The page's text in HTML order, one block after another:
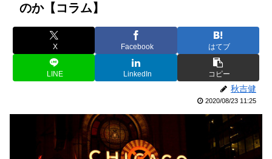
のか【コラム】
X Facebook はてブ
LINE LinkedIn コピー
秋吉健
2020/08/23 11:25